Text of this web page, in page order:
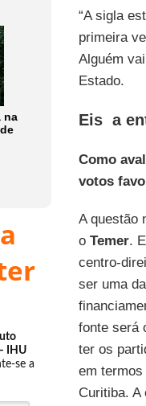
na
IHU
se a
“A sigla
primeira
Alguém
Estado.
Eis a
Como
votos
A questão
o Temer.
centro-
ser uma
fonte será
ter os
em
Curitiba. A